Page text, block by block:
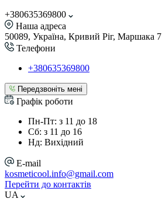
+380635369800
Наша адреса
50089, Україна, Кривий Ріг, Маршака 7
Телефони
+380635369800
Передзвоніть мені
Графік роботи
Пн-Пт: з 11 до 18
Сб: з 11 до 16
Нд: Вихідний
E-mail
kosmeticool.info@gmail.com
Перейти до контактів
UA